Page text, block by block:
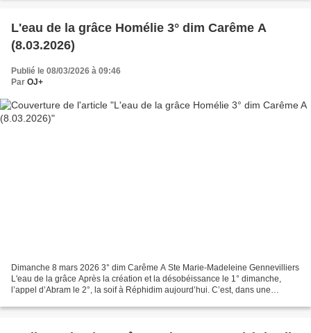
L'eau de la grâce Homélie 3° dim Carême A
(8.03.2026)
Publié le 08/03/2026 à 09:46
Par OJ+
Dimanche 8 mars 2026 3° dim Carême A Ste Marie-Madeleine Gennevilliers
L'eau de la grâce Après la création et la désobéissance le 1° dimanche,
l’appel d’Abram le 2°, la soif à Réphidim aujourd’hui. C’est, dans une